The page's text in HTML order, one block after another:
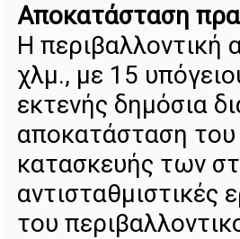
Αποκατάσταση
Η περιβαλλοντική
χλμ., με 15
εκτενής δημόσια
αποκατάσταση του
κατασκευής των
αντισταθμιστικές
του